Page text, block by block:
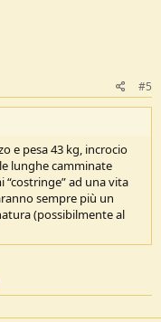
#5
e pesa 43 kg, incrocio
lunghe camminate
“costringe” ad una vita
sempre più un
(possibilmente al